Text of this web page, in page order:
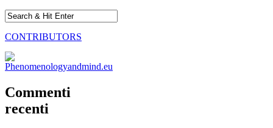
CONTRIBUTORS
Commenti
recenti